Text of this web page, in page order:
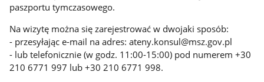
paszportu tymczasowego.
Na wizytę można się zarejestrować w dwojaki sposób:
- przesyłając e-mail na adres: ateny.konsul@msz.gov.pl
- lub telefonicznie (w godz. 11:00-15:00) pod numerem +30
210 6771 997 lub +30 210 6771 998.